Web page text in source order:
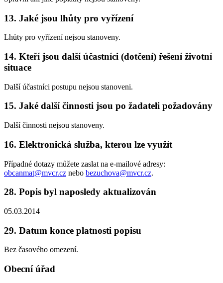
13. Jaké jsou lhůty pro vyřízení
Lhůty pro vyřízení nejsou stanoveny.
14. Kteří jsou další účastníci (dotčení) řešení životní
situace
Další účastníci postupu nejsou stanoveni.
15. Jaké další činnosti jsou po žadateli požadovány
Další činnosti nejsou stanoveny.
16. Elektronická služba, kterou lze využít
Případné dotazy můžete zaslat na e-mailové adresy:
obcanmat@mvcr.cz nebo bezuchova@mvcr.cz.
28. Popis byl naposledy aktualizován
05.03.2014
29. Datum konce platnosti popisu
Bez časového omezení.
Obecní úřad